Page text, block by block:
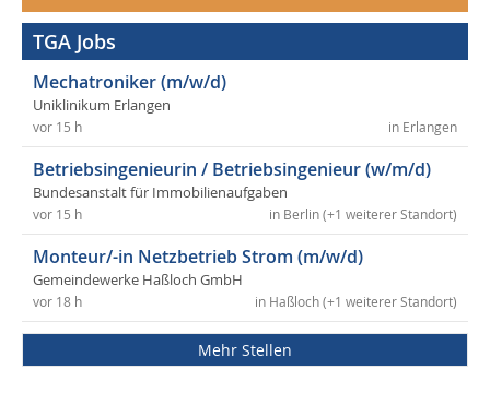
TGA Jobs
Mechatroniker (m/w/d)
Uniklinikum Erlangen
in Erlangen
vor 15 h
Betriebsingenieurin / Betriebsingenieur (w/m/d)
Bundesanstalt für Immobilienaufgaben
in Berlin (+1 weiterer Standort)
vor 15 h
Monteur/-in Netzbetrieb Strom (m/w/d)
Gemeindewerke Haßloch GmbH
in Haßloch (+1 weiterer Standort)
vor 18 h
Mehr Stellen